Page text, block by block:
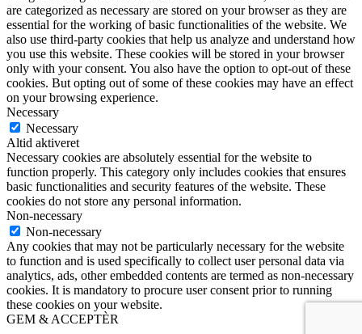
are categorized as necessary are stored on your browser as they are
essential for the working of basic functionalities of the website. We
also use third-party cookies that help us analyze and understand how
you use this website. These cookies will be stored in your browser
only with your consent. You also have the option to opt-out of these
cookies. But opting out of some of these cookies may have an effect
on your browsing experience.
Necessary
Necessary
Altid aktiveret
Necessary cookies are absolutely essential for the website to
function properly. This category only includes cookies that ensures
basic functionalities and security features of the website. These
cookies do not store any personal information.
Non-necessary
Non-necessary
Any cookies that may not be particularly necessary for the website
to function and is used specifically to collect user personal data via
analytics, ads, other embedded contents are termed as non-necessary
cookies. It is mandatory to procure user consent prior to running
these cookies on your website.
GEM & ACCEPTÈR